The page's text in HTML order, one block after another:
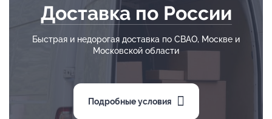
Доставка по России
Быстрая и недорогая доставка по СВАО, Москве и
Московской области
Подробные условия